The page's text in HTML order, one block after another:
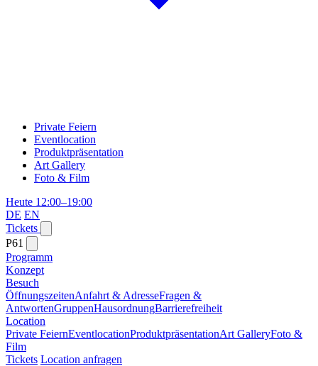
Private Feiern
Eventlocation
Produktpräsentation
Art Gallery
Foto & Film
Heute 12:00–19:00
DE EN
Tickets
P61
Programm
Konzept
Besuch
ÖffnungszeitenAnfahrt & AdresseFragen &
AntwortenGruppenHausordnungBarrierefreiheit
Location
Private FeiernEventlocationProduktpräsentationArt GalleryFoto &
Film
Tickets Location anfragen